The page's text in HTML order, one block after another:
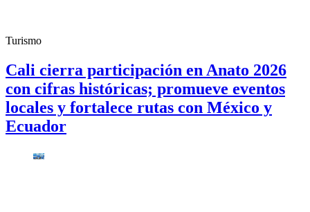
Turismo
Cali cierra participación en Anato 2026
con cifras históricas; promueve eventos
locales y fortalece rutas con México y
Ecuador